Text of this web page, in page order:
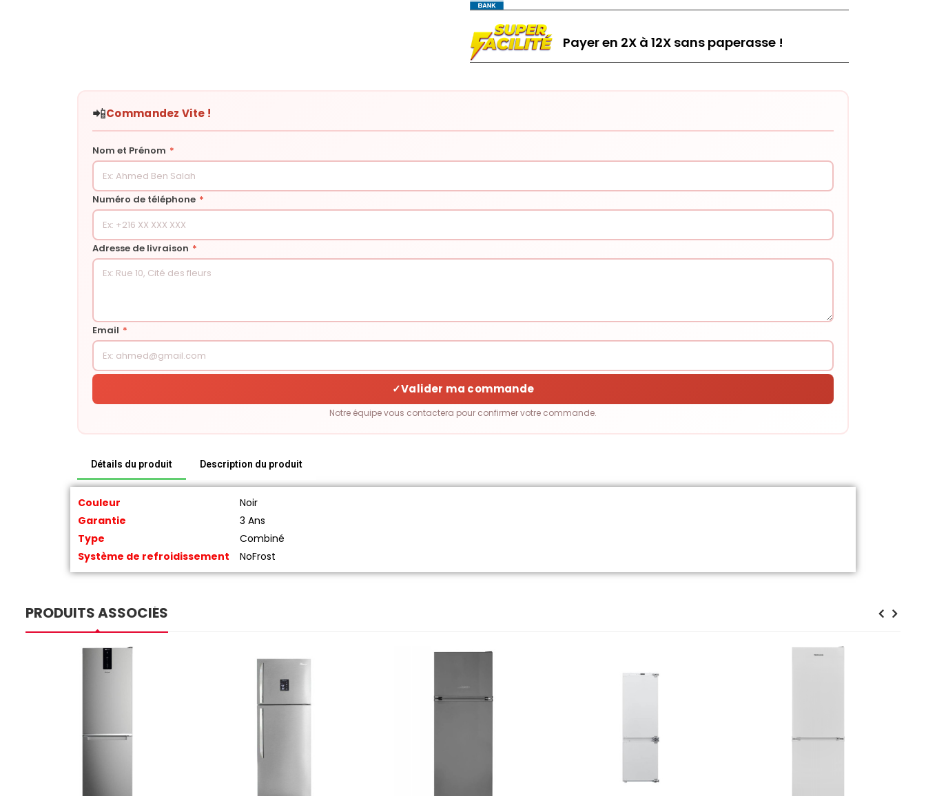
Payer en 2X à 12X sans paperasse !
📲Commandez Vite !
Nom et Prénom *
Numéro de téléphone *
Adresse de livraison *
Email *
✓Valider ma commande
Notre équipe vous contactera pour confirmer votre commande.
Détails du produit Description du produit
Couleur
Noir
Garantie
3 Ans
Type
Combiné
Système de refroidissement
NoFrost
PRODUITS ASSOCIÉS